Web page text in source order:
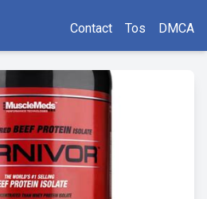
Contact Tos DMCA